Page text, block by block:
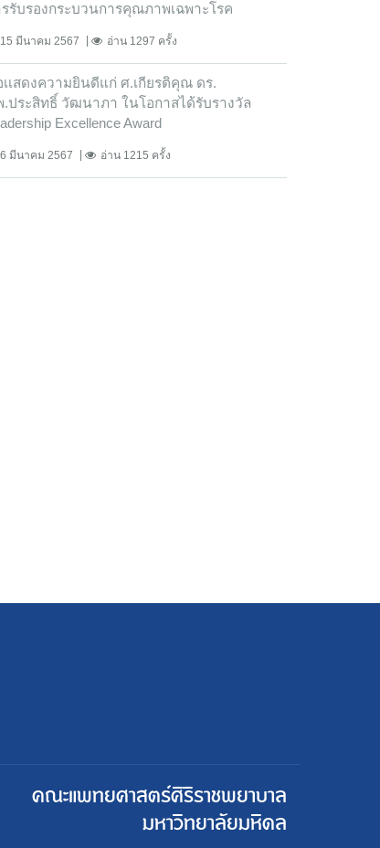
รรับรองกระบวนการคุณภาพเฉพาะโรค
15 มีนาคม 2567 อ่าน 1297 ครั้ง
เสดงความยินดีแก่ ศ.เกียรติคุณ ดร.
.ประสิทธิ์ วัฒนาภา ในโอกาสได้รับรางวัล
Excellence Award
6 มีนาคม 2567 อ่าน 1215 ครั้ง
คณะแพทยศาสตร์ศิริราชพยาบาล
มหาวิทยาลัยมหิดล